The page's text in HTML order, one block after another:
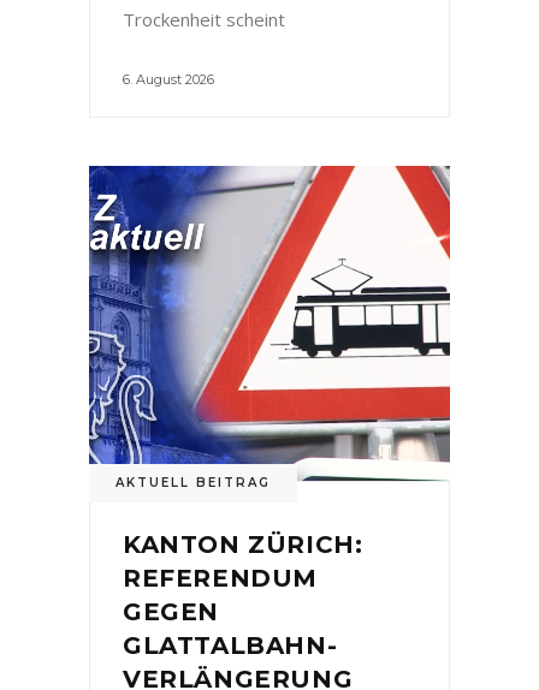
Trockenheit scheint
6. August 2026
AKTUELL BEITRAG
KANTON ZÜRICH:
REFERENDUM
GEGEN
GLATTALBAHN-
VERLÄNGERUNG